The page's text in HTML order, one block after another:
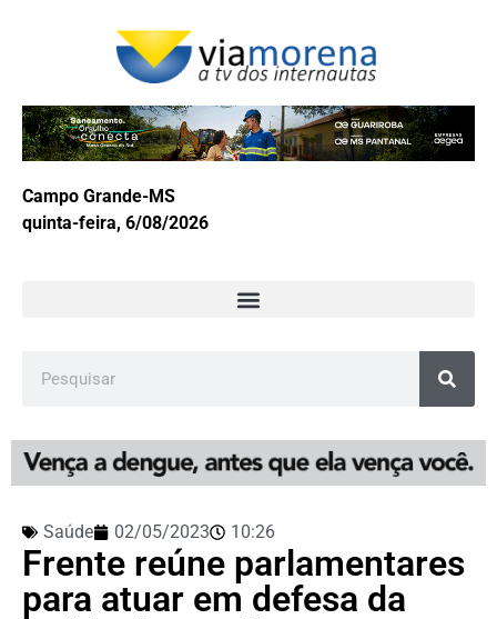
Campo Grande-MS
quinta-feira, 6/08/2026
Saúde 02/05/2023 10:26
Frente reúne parlamentares
para atuar em defesa da